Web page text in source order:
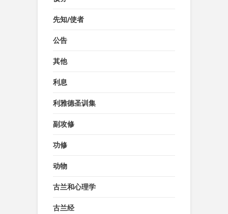
先知/使者
公告
其他
利息
利雅德圣训集
副攻修
功修
动物
古兰和心理学
古兰经